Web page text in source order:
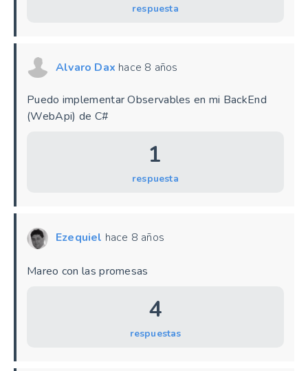
respuesta
Alvaro Dax hace 8 años
Puedo implementar Observables en mi BackEnd
(WebApi) de C#
1
respuesta
Ezequiel hace 8 años
Mareo con las promesas
4
respuestas